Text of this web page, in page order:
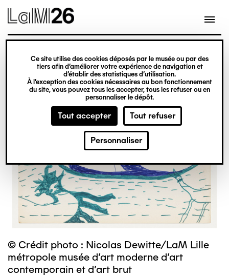
Gestion des cookies
Ce site utilise des cookies déposés par le musée ou par des
tiers afin d’améliorer votre expérience de navigation et
d’établir des statistiques d’utilisation.
À l’exception des cookies nécessaires au bon fonctionnement
du site, vous pouvez tous les accepter, tous les refuser ou en
personnaliser le dépôt.
Tout accepter Tout refuser
Personnaliser
contenu
© Crédit photo : Nicolas Dewitte/LaM Lille
métropole musée d’art moderne d’art
contemporain et d’art brut